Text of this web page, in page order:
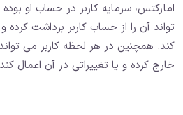
امارکتس، سرمایه کاربر در حساب او
تواند آن را از حساب کاربر برداشت
کند. همچنین در هر لحظه کاربر می
خارج کرده و یا تغییراتی در آن اعمال